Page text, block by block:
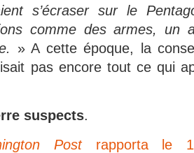
s’écraser sur le
comme des armes, un
» A cette époque, la
pas encore tout ce qui
suspects.
Post rapporta le